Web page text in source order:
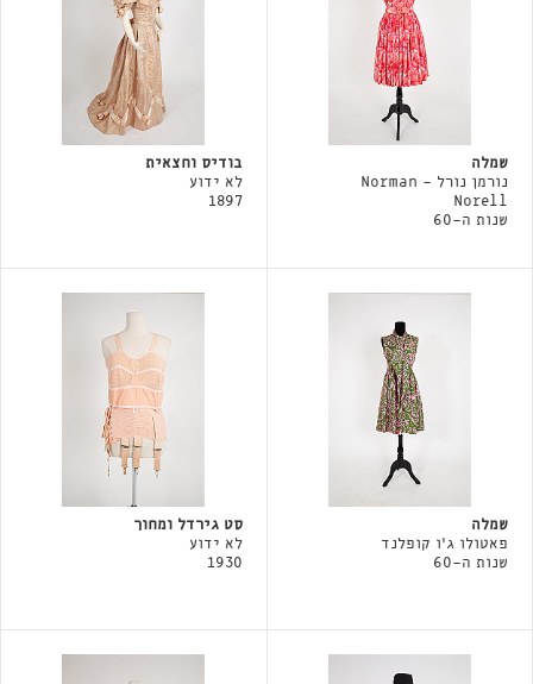
שמלה
נורמן נורל - Norman
Norell
שנות ה-60
בודיס וחצאית
לא ידוע
1897
שמלה
פאטולו ג'ו קופלנד
שנות ה-60
סט גירדל ומחוך
לא ידוע
1930